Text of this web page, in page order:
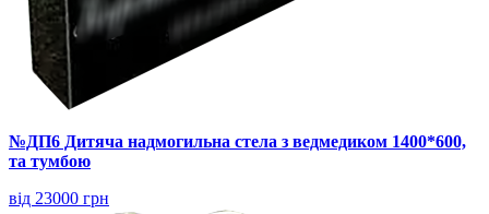
№ДП6 Дитяча надмогильна стела з ведмедиком 1400*600,
та тумбою
від 23000 грн